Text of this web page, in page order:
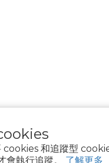
cookies 和追蹤型
會執行追蹤。 了解更多